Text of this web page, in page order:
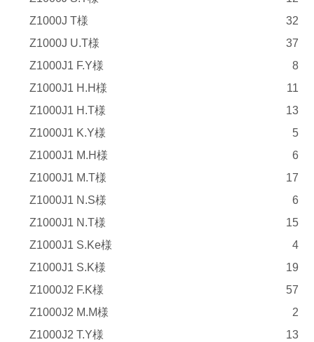
Z1000J T様
32
Z1000J U.T様
37
Z1000J1 F.Y様
8
Z1000J1 H.H様
11
Z1000J1 H.T様
13
Z1000J1 K.Y様
5
Z1000J1 M.H様
6
Z1000J1 M.T様
17
Z1000J1 N.S様
6
Z1000J1 N.T様
15
Z1000J1 S.Ke様
4
Z1000J1 S.K様
19
Z1000J2 F.K様
57
Z1000J2 M.M様
2
Z1000J2 T.Y様
13